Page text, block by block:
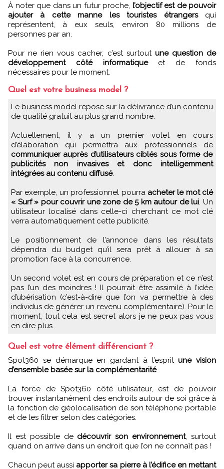
À noter que dans un futur proche, l’objectif est de pouvoir
ajouter à cette manne les touristes étrangersqui
représentent, à eux seuls, environ 80 millions de
personnes par an.
Pour ne rien vous cacher, c’est surtoutune question de
développement côté informatiqueet de fonds
nécessaires pour le moment.
Quel est votre business model ?
Le business model repose sur la délivrance d’un contenu
de qualité gratuit au plus grand nombre.
Actuellement, il y a un premier volet en cours
d’élaboration qui permettra aux professionnels de
communiquer auprès d’utilisateurs ciblés sous forme de
publicités non invasives et donc intelligemment
intégrées au contenu diffusé.
Par exemple, un professionnel pourra acheter le mot clé
« Surf » pour couvrir une zone de 5 km autour de lui. Un
utilisateur localisé dans celle-ci cherchant ce mot clé
verra automatiquement cette publicité.
Le positionnement de l’annonce dans les résultats
dépendra du budget qu’il sera prêt à allouer à sa
promotion face à la concurrence.
Un second volet est en cours de préparation et ce n’est
pas l’un des moindres ! Il pourrait être assimilé à l’idée
d’ubérisation (c’est-à-dire que l’on va permettre à des
individus de générer un revenu complémentaire). Pour le
moment, tout cela est secret alors je ne peux pas vous
en dire plus.
Quel est votre élément différenciant ?
Spot360 se démarque en gardant à l’espritune vision
d’ensemble basée sur la complémentarité.
La force de Spot360 côté utilisateur, est de pouvoir
trouver instantanément des endroits autour de soi grâce à
la fonction de géolocalisation de son téléphone portable
et de les filtrer selon des catégories.
Il est possible de découvrir son environnement, surtout
quand on arrive dans un endroit que l’on ne connaît pas !
Chacun peut aussi apporter sa pierre à l’édifice en mettant